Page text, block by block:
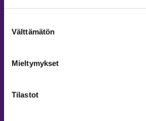
valinta
Välttämätön
Mieltymykset
Tilastot
Email: